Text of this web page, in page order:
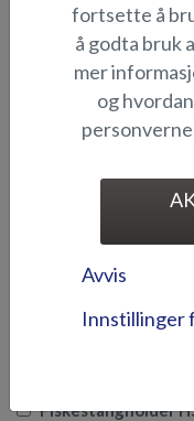
DAB-modul for
musikkspiller (Hawk BR
(Hawk BR 2019-/Shark
Fiskestangholder
fortsette å
å godta bruk
mer
og
Avvis
Innstillinger